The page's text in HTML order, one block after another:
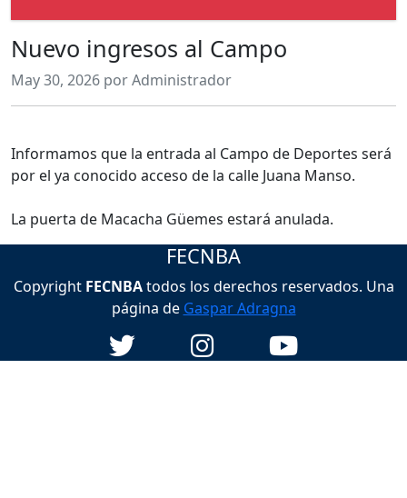
Nuevo ingresos al Campo
May 30, 2026 por Administrador
Informamos que la entrada al Campo de Deportes será
por el ya conocido acceso de la calle Juana Manso.
La puerta de Macacha Güemes estará anulada.
FECNBA
Copyright FECNBAtodos los derechos reservados. Una
página de Gaspar Adragna